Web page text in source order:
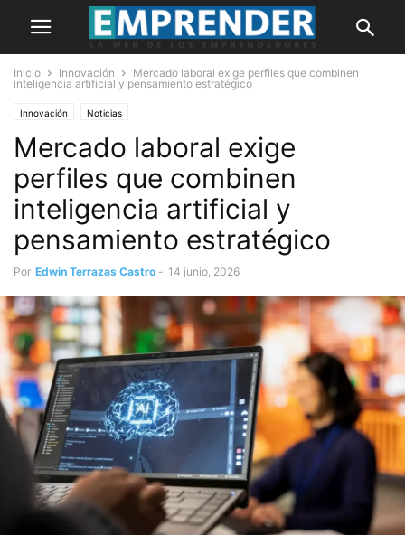
Inicio Innovación
Mercado laboral exige perfiles que combinen
inteligencia artificial y pensamiento estratégico
Innovación Noticias
Mercado laboral exige
perfiles que combinen
inteligencia artificial y
pensamiento estratégico
Por Edwin Terrazas Castro - 14 junio, 2026